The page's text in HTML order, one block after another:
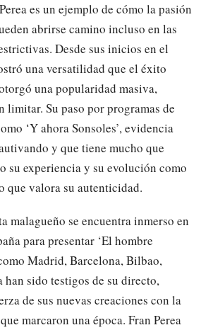
es un ejemplo de cómo la pasión
abrirse camino incluso en las
Desde sus inicios en el
una versatilidad que el éxito
una popularidad masiva,
limitar. Su paso por programas de
‘Y ahora Sonsoles’, evidencia
y que tiene mucho que
su experiencia y su evolución como
que valora su autenticidad.
malagueño se encuentra inmerso en
para presentar ‘El hombre
Madrid, Barcelona, Bilbao,
han sido testigos de su directo,
de sus nuevas creaciones con la
marcaron una época. Fran Perea